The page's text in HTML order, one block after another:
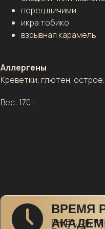
перец шичими
икра тобико
взрывная карамель
Аллергены
Креветки, глютен, острое.
Вес: 170 г
ВРЕМЯ
Пн, Вт, Ср,